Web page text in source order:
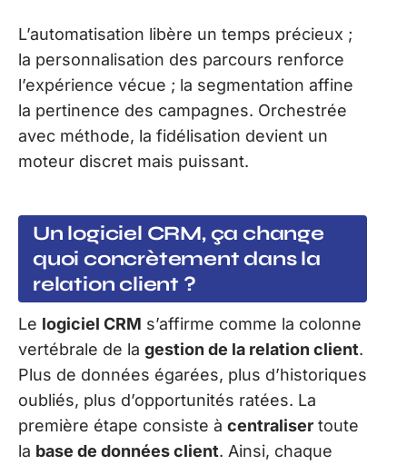
L’automatisation libère un temps précieux ;
la personnalisation des parcours renforce
l’expérience vécue ; la segmentation affine
la pertinence des campagnes. Orchestrée
avec méthode, la fidélisation devient un
moteur discret mais puissant.
Un logiciel CRM, ça change
quoi concrètement dans la
relation client ?
Le logiciel CRM s’affirme comme la colonne
vertébrale de la gestion de la relation client.
Plus de données égarées, plus d’historiques
oubliés, plus d’opportunités ratées. La
première étape consiste à centraliser toute
la base de données client. Ainsi, chaque